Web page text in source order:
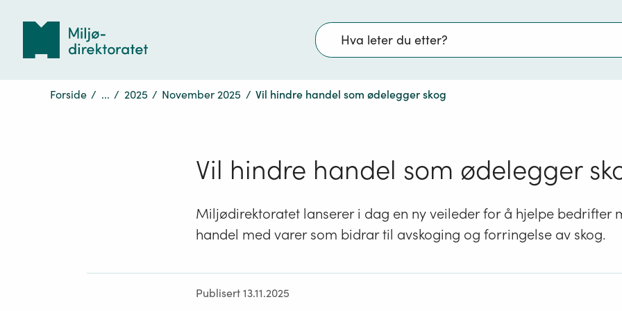
Søk
Forside / ... / 2025 / November 2025 / Vil hindre handel som ødelegger skog
Vil hindre handel som ødelegger
Miljødirektoratet lanserer i dag en ny veileder for å hjelpe bedrifter
handel med varer som bidrar til avskoging og forringelse av skog.
Publisert 13.11.2025